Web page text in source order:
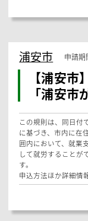
申込方法ほか詳細情
観光庁 申請期
補助金・
「令和7
促進に向
対策推進
令和7年度補正予算
心対策推進事業」の
受付期間：令和8年